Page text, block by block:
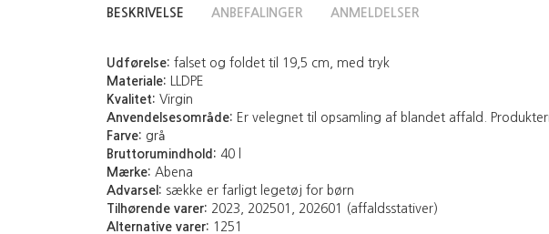
BESKRIVELSE ANBEFALINGER ANMELDELSER
Udførelse: falset og foldet til 19,5 cm, med tryk
Materiale: LLDPE
Kvalitet: Virgin
Anvendelsesområde: Er velegnet til opsamling af blandet affald.
Farve: grå
Bruttorumindhold: 40 l
Mærke: Abena
Advarsel: sække er farligt legetøj for børn
Tilhørende varer: 2023, 202501, 202601 (affaldsstativer)
Alternative varer: 1251